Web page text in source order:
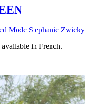
Mode Stephanie Zwicky
in French.